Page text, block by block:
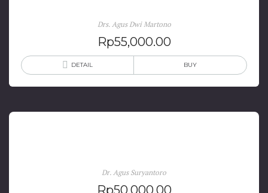
Drs. Agus Dwi Martono
Rp55,000.00
DETAIL BUY
Dr. Agus Suryantoro